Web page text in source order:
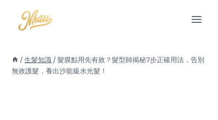
content
/ 生髮知識 / 髮膜點用先有效？髮型師揭秘7步正確用法，告別
無效護髮，養出沙龍級水光髮！